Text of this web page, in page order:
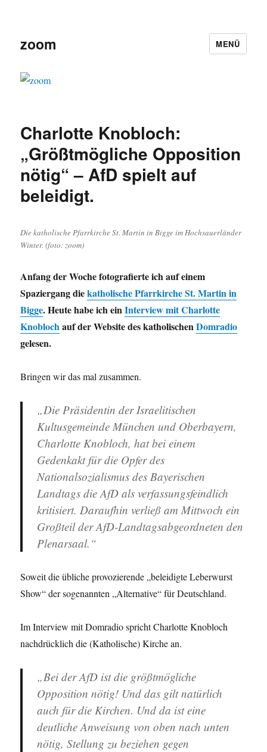
zoom MENÜ
Charlotte Knobloch:
„Größtmögliche Opposition
nötig“ – AfD spielt auf
beleidigt.
Die katholische Pfarrkirche St. Martin in Bigge im Hochsauerländer
Winter. (foto: zoom)
Anfang der Woche fotografierte ich auf einem
Spaziergang diekatholische Pfarrkirche St. Martin in
Bigge. Heute habe ich einInterview mit Charlotte
Knoblochauf der Website des katholischenDomradio
gelesen.
Bringen wir das mal zusammen.
„Die Präsidentin der Israelitischen
Kultusgemeinde München und Oberbayern,
Charlotte Knobloch, hat bei einem
Gedenkakt für die Opfer des
Nationalsozialismus des Bayerischen
Landtags die AfD als verfassungsfeindlich
kritisiert. Daraufhin verließ am Mittwoch ein
Großteil der AfD-Landtagsabgeordneten den
Plenarsaal.“
Soweit die übliche provozierende „beleidigte Leberwurst
Show“ der sogenannten „Alternative“ für Deutschland.
Im Interview mit Domradio spricht Charlotte Knobloch
nachdrücklich die (Katholische) Kirche an.
„Bei der AfD ist die größtmögliche
Opposition nötig! Und das gilt natürlich
auch für die Kirchen. Und da ist eine
deutliche Anweisung von oben nach unten
nötig, Stellung zu beziehen gegen